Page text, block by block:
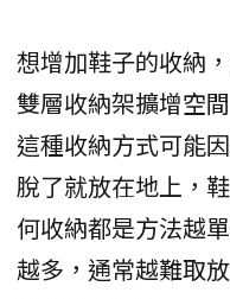
想增加鞋子的收納
雙層收納架擴增空
這種收納方式可能
脫了就放在地上，
何收納都是方法越
越多，通常越難取